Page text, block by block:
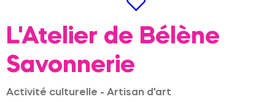
L'Atelier de Bélène
Savonnerie
Activité culturelle - Artisan d'art